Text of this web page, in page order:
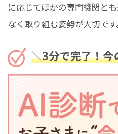
に応じてほかの専門機関と
なく取り組む姿勢が大切です。
＼3分で完了！今